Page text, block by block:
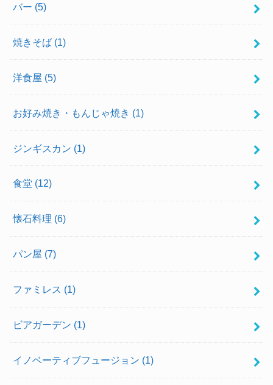
バー (5)
焼きそば (1)
洋食屋 (5)
お好み焼き・もんじゃ焼き (1)
ジンギスカン (1)
食堂 (12)
懐石料理 (6)
パン屋 (7)
ファミレス (1)
ビアガーデン (1)
イノベーティブフュージョン (1)